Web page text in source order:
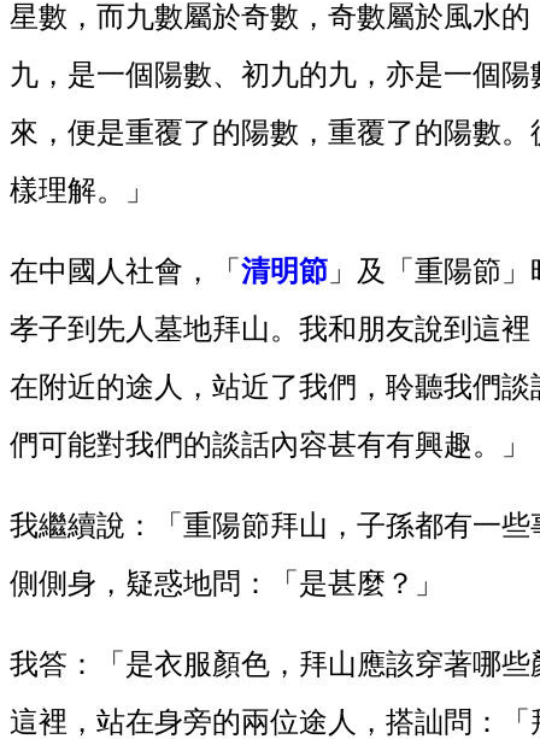
星數，而九數屬於奇數，奇數屬於風水
九，是一個陽數、初九的九，亦是一個
來，便是重覆了的陽數，重覆了的陽數
樣理解。」
在中國人社會，「 清明節 」及「重陽節
孝子到先人墓地拜山。我和朋友說到這
在附近的途人，站近了我們，聆聽我們
們可能對我們的談話內容甚有有興趣。」
我繼續說：「重陽節拜山，子孫都有一
側側身，疑惑地問：「是甚麼？」
我答：「是衣服顏色，拜山應該穿著哪
這裡，站在身旁的兩位途人，搭訕問：